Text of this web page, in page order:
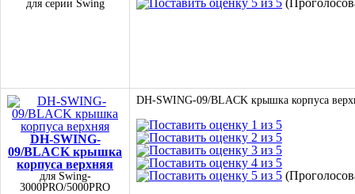
для серии Swing
DH-SWING-
09/BLACK крышка
корпуса верхняя
для Swing-
3000PRO/5000PRO
DH-SWING-09/BLACK крышка корпуса